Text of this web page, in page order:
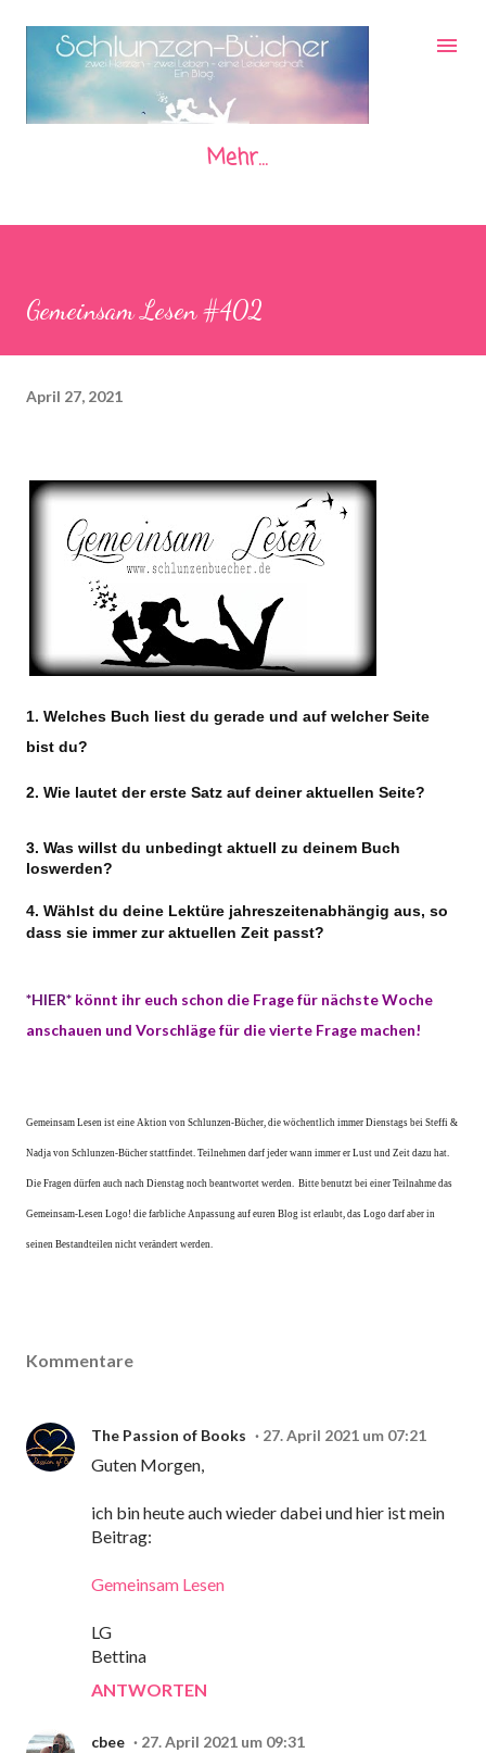
Direkt zum Hauptbereich
Mehr…
Gemeinsam Lesen #402
April 27, 2021
1. Welches Buch liest du gerade und auf welcher Seite
bist du?
2. Wie lautet der erste Satz auf deiner aktuellen Seite?
3. Was willst du unbedingt aktuell zu deinem Buch
loswerden?
4. Wählst du deine Lektüre jahreszeitenabhängig aus, so
dass sie immer zur aktuellen Zeit passt?
*HIER* könnt ihr euch schon die Frage für nächste Woche
anschauen und Vorschläge für die vierte Frage machen!
Gemeinsam Lesen ist eine Aktion von Schlunzen-Bücher, die wöchentlich immer Dienstags bei Steffi &
Nadja von Schlunzen-Bücher stattfindet. Teilnehmen darf jeder wann immer er Lust und Zeit dazu hat.
Die Fragen dürfen auch nach Dienstag noch beantwortet werden. Bitte benutzt bei einer Teilnahme das
Gemeinsam-Lesen Logo! die farbliche Anpassung auf euren Blog ist erlaubt, das Logo darf aber in
seinen Bestandteilen nicht verändert werden.
Kommentare
The Passion of Books 27. April 2021 um 07:21
Guten Morgen,
ich bin heute auch wieder dabei und hier ist mein
Beitrag:
Gemeinsam Lesen
LG
Bettina
ANTWORTEN
cbee 27. April 2021 um 09:31